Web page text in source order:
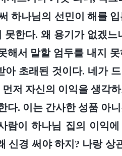
하나님의 선민이 해를
한다. 왜 용기가 없겠느
해서 말할 엄두를 내지
아 초래된 것이다. 네가
저 자신의 이익을 생각
다. 이는 간사한 성품 아
람이 하나님 집의 이익
신경 써야 하지? 나랑 상